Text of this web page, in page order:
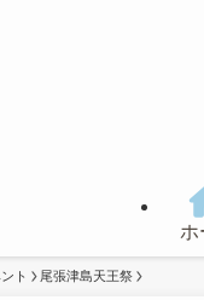
ホ
ト 尾張津島天王祭